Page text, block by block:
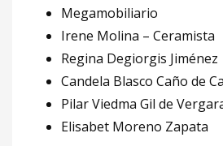
Megamobiliario
Irene Molina – Ceramista
Regina Degiorgis Jiménez
Candela Blasco Caño de
Pilar Viedma Gil de
Elisabet Moreno Zapata